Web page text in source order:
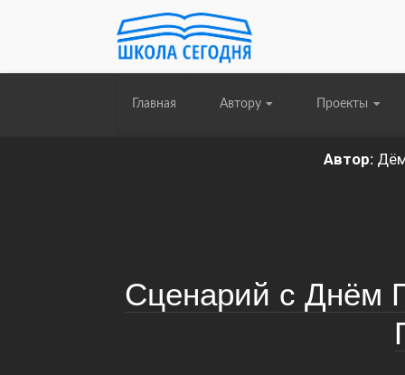
Главная Автору Проекты
Автор:
Сценарий с Днём